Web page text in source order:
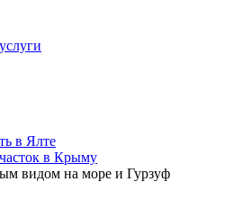
в Ялте
в Крыму
видом на море и Гурзуф